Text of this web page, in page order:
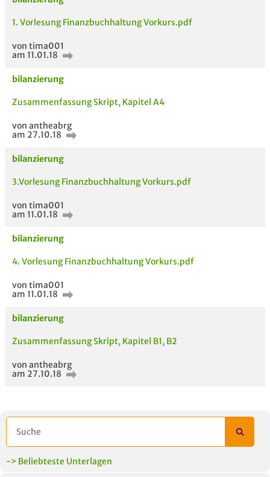
AUCH IM MODUL
1. Vorlesung Finanzbuchhaltung Vorkurs.pdf
von tima001
am 11.01.18
bilanzierung
Zusammenfassung Skript, Kapitel A4
von antheabrg
am 27.10.18
bilanzierung
3.Vorlesung Finanzbuchhaltung Vorkurs.pdf
von tima001
am 11.01.18
bilanzierung
4. Vorlesung Finanzbuchhaltung Vorkurs.pdf
von tima001
am 11.01.18
bilanzierung
Zusammenfassung Skript, Kapitel B1, B2
von antheabrg
am 27.10.18
-> Beliebteste Unterlagen